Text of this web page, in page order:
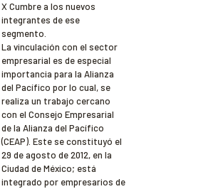
X Cumbre a los nuevos
integrantes de ese
segmento.
La vinculación con el sector
empresarial es de especial
importancia para la Alianza
del Pacífico por lo cual, se
realiza un trabajo cercano
con el Consejo Empresarial
de la Alianza del Pacífico
(CEAP). Este se constituyó el
29 de agosto de 2012, en la
Ciudad de México; está
integrado por empresarios de